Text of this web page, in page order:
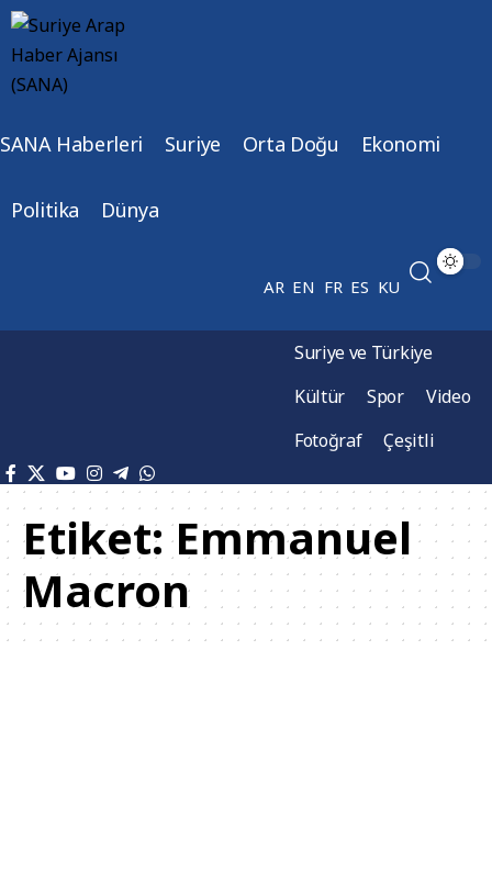
SANA Haberleri Suriye Orta Doğu Ekonomi
Politika Dünya
AR EN FR ES KU
Suriye ve Türkiye
Kültür
Spor
Video
Fotoğraf
Çeşitli
Etiket:Emmanuel
Macron